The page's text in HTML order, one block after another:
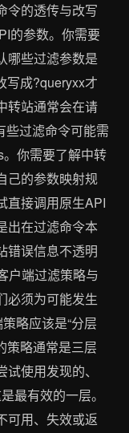
令的透传与改写
的参数。你需要
哪些过滤参数是
写成?queryxx才
转站通常会在请
些过滤命令可能需
你需要了解中转
己的参数映射规
直接调用原生API
出在过滤命令本
错误信息不透明
户端过滤策略与
必须为可能发生
略应该是“分层
策略通常是三层
使用发现的、
最有效的一层。
可用、失效或返